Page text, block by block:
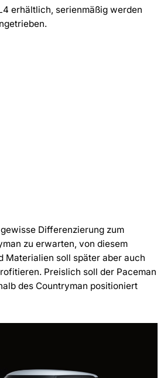
erhältlich, serienmäßig werden
Differenzierung zum
zu erwarten, von diesem
Materialien soll später aber auch
Preislich soll der Paceman
des Countryman positioniert